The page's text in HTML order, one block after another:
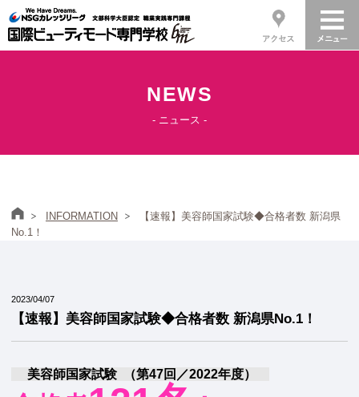
NEWS
- ニュース -
ホームINFORMATION
【速報】美容師国家試験◆合格者数 新潟県
No.1！
2023/04/07
【速報】美容師国家試験◆合格者数 新潟県No.1！
美容師国家試験 （第47回／2022年度）